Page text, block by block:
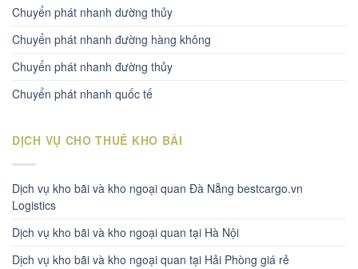
Chuyển phát nhanh dường thủy
Chuyển phát nhanh đường hàng không
Chuyển phát nhanh đường thủy
Chuyển phát nhanh quốc tế
DỊCH VỤ CHO THUÊ KHO BÃI
Dịch vụ kho bãi và kho ngoại quan Đà Nẵng bestcargo.vn
Logistics
Dịch vụ kho bãi và kho ngoại quan tại Hà Nội
Dịch vụ kho bãi và kho ngoại quan tại Hải Phòng giá rẻ